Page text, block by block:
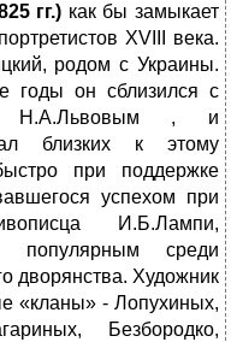
гг.) как бы замыкает
XVIII века.
родом с Украины.
годы он сблизился с
Н.А.Львовым , и
близких к этому
при поддержке
успехом при
И.Б.Лампи,
популярным среди
дворянства. Художник
«кланы» - Лопухиных,
Безбородко,